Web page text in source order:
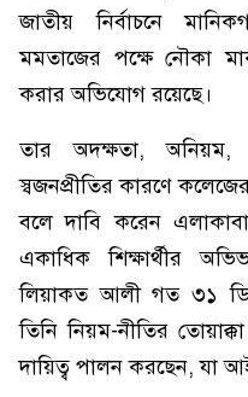
জাতীয় নির্বাচনে
মমতাজের পক্ষে নৌকা
করার অভিযোগ রয়েছে।
তার অদক্ষতা,
স্বজনপ্রীতির কারণে
বলে দাবি করেন
একাধিক শিক্ষার্থীর
লিয়াকত আলী গত ৩১
তিনি নিয়ম-নীতির
দায়িত্ব পালন করছেন, যা